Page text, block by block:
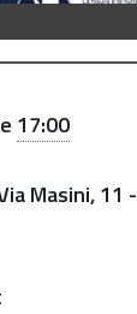
17:00
Masini, 11 -